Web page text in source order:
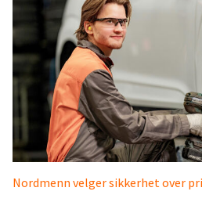
Nordmenn velger sikkerhet over